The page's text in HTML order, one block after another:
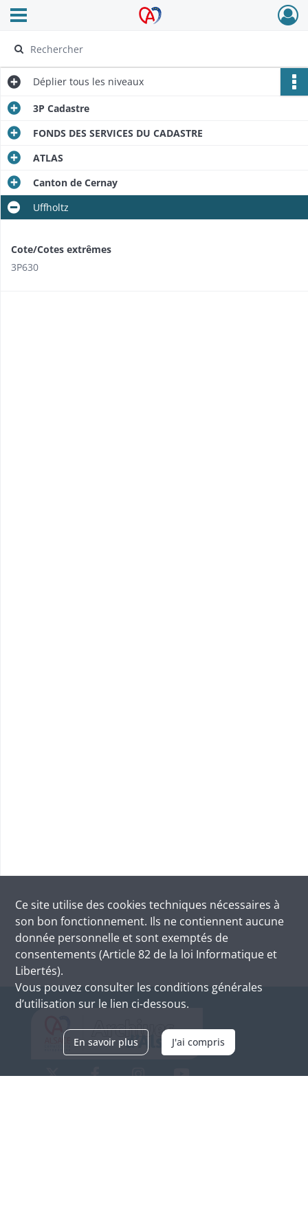
Archives Alsace - Colmar
Ouvrir le menu déroulant
Déplier tous les niveaux
3P Cadastre
FONDS DES SERVICES DU CADASTRE
ATLAS
Canton de Cernay
Uffholtz
Cote/Cotes extrêmes
3P630
Ce site utilise des cookies techniques nécessaires à
son bon fonctionnement. Ils ne contiennent aucune
donnée personnelle et sont exemptés de
consentements (Article 82 de la loi Informatique et
Libertés).
Vous pouvez consulter les conditions générales
d’utilisation sur le lien ci-dessous.
En savoir plus J'ai compris